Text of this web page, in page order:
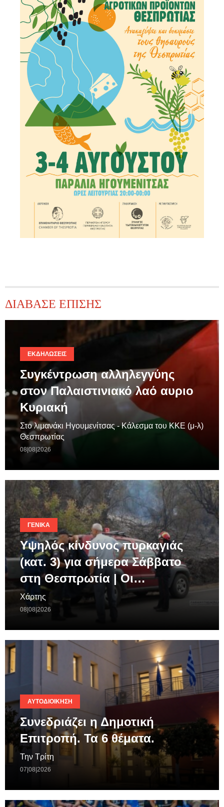
ΔΙΑΒΑΣΕ ΕΠΙΣΗΣ
ΕΚΔΗΛΏΣΕΙΣ
Συγκέντρωση αλληλεγγύης
στον Παλαιστινιακό λαό αυριο
Κυριακή
Στο λιμανάκι Ηγουμενίτσας - Κάλεσμα του ΚΚΕ (μ-λ)
Θεσπρωτίας
08|08|2026
ΓΕΝΙΚΆ
Υψηλός κίνδυνος πυρκαγιάς
(κατ. 3) για σήμερα Σάββατο
στη Θεσπρωτία | Οι…
Χάρτης
08|08|2026
ΑΥΤΟΔΙΟΊΚΗΣΗ
Συνεδριάζει η Δημοτική
Επιτροπή. Τα 6 θέματα.
Την Τρίτη
07|08|2026